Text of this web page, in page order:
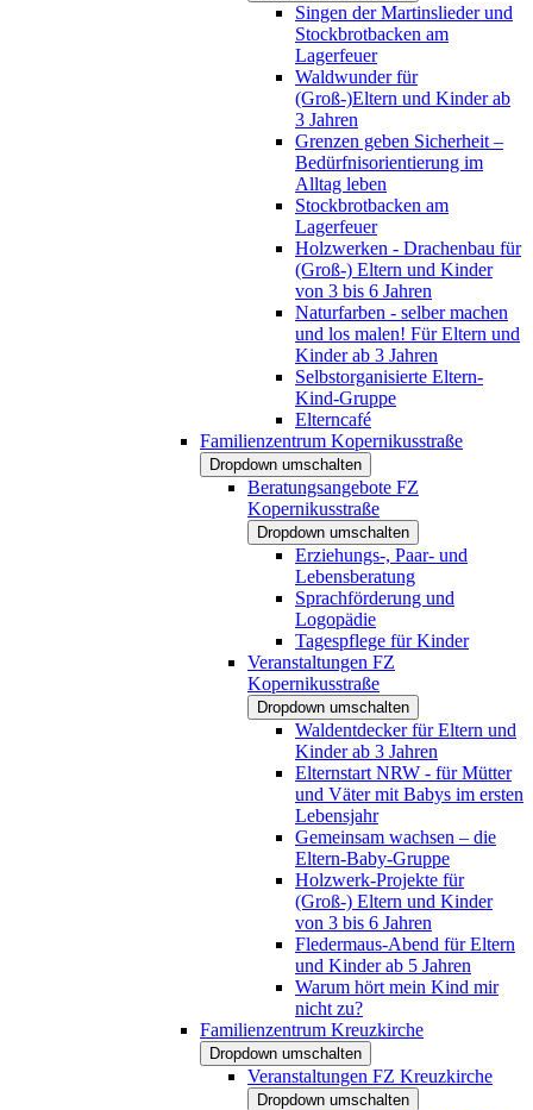
Singen der Martinslieder und
Stockbrotbacken am
Lagerfeuer
Waldwunder für
(Groß-)Eltern und Kinder ab
3 Jahren
Grenzen geben Sicherheit –
Bedürfnisorientierung im
Alltag leben
Stockbrotbacken am
Lagerfeuer
Holzwerken - Drachenbau für
(Groß-) Eltern und Kinder
von 3 bis 6 Jahren
Naturfarben - selber machen
und los malen! Für Eltern und
Kinder ab 3 Jahren
Selbstorganisierte Eltern-
Kind-Gruppe
Elterncafé
Familienzentrum Kopernikusstraße
Dropdown umschalten
Beratungsangebote FZ
Kopernikusstraße
Dropdown umschalten
Erziehungs-, Paar- und
Lebensberatung
Sprachförderung und
Logopädie
Tagespflege für Kinder
Veranstaltungen FZ
Kopernikusstraße
Dropdown umschalten
Waldentdecker für Eltern und
Kinder ab 3 Jahren
Elternstart NRW - für Mütter
und Väter mit Babys im ersten
Lebensjahr
Gemeinsam wachsen – die
Eltern-Baby-Gruppe
Holzwerk-Projekte für
(Groß-) Eltern und Kinder
von 3 bis 6 Jahren
Fledermaus-Abend für Eltern
und Kinder ab 5 Jahren
Warum hört mein Kind mir
nicht zu?
Familienzentrum Kreuzkirche
Dropdown umschalten
Veranstaltungen FZ Kreuzkirche
Dropdown umschalten